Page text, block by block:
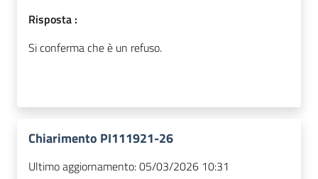
Risposta :
Si conferma che è un refuso.
Chiarimento PI111921-26
Ultimo aggiornamento:05/03/2026 10:31